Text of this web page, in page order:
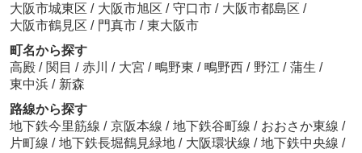
大阪市城東区 / 大阪市旭区 / 守口市 / 大阪市都島区 /
大阪市鶴見区 / 門真市 / 東大阪市
町名から探す
高殿 / 関目 / 赤川 / 大宮 / 鴫野東 / 鴫野西 / 野江 / 蒲生 /
東中浜 / 新森
路線から探す
地下鉄今里筋線 / 京阪本線 / 地下鉄谷町線 / おおさか東線 /
片町線 / 地下鉄長堀鶴見緑地 / 大阪環状線 / 地下鉄中央線 /